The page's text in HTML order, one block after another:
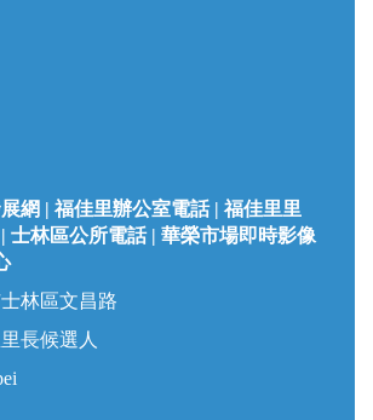
網 | 福佳里辦公室電話 | 福佳里里
士林區公所電話 | 華榮市場即時影像
林區文昌路
長候選人